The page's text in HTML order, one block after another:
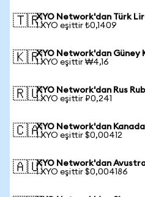
🇹🇷XYO Network'dan Türk
1 XYO eşittir ₺0,1409
🇰🇷XYO Network'dan Güney
1 XYO eşittir ₩4,16
🇷🇺XYO Network'dan Rus
1 XYO eşittir ₽0,241
🇨🇦XYO Network'dan
1 XYO eşittir $0,00412
🇦🇺XYO Network'dan
1 XYO eşittir $0,004186